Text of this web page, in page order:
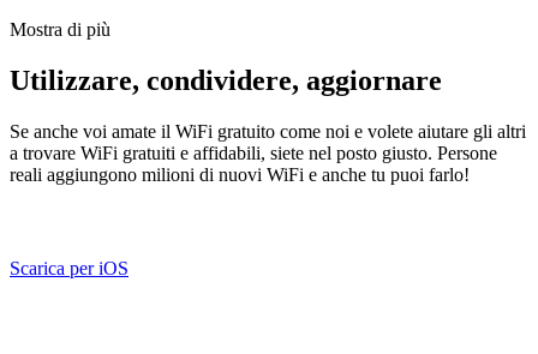
Mostra di più
Utilizzare, condividere, aggiornare
Se anche voi amate il WiFi gratuito come noi e volete aiutare gli altri
a trovare WiFi gratuiti e affidabili, siete nel posto giusto. Persone
reali aggiungono milioni di nuovi WiFi e anche tu puoi farlo!
Scarica per iOS